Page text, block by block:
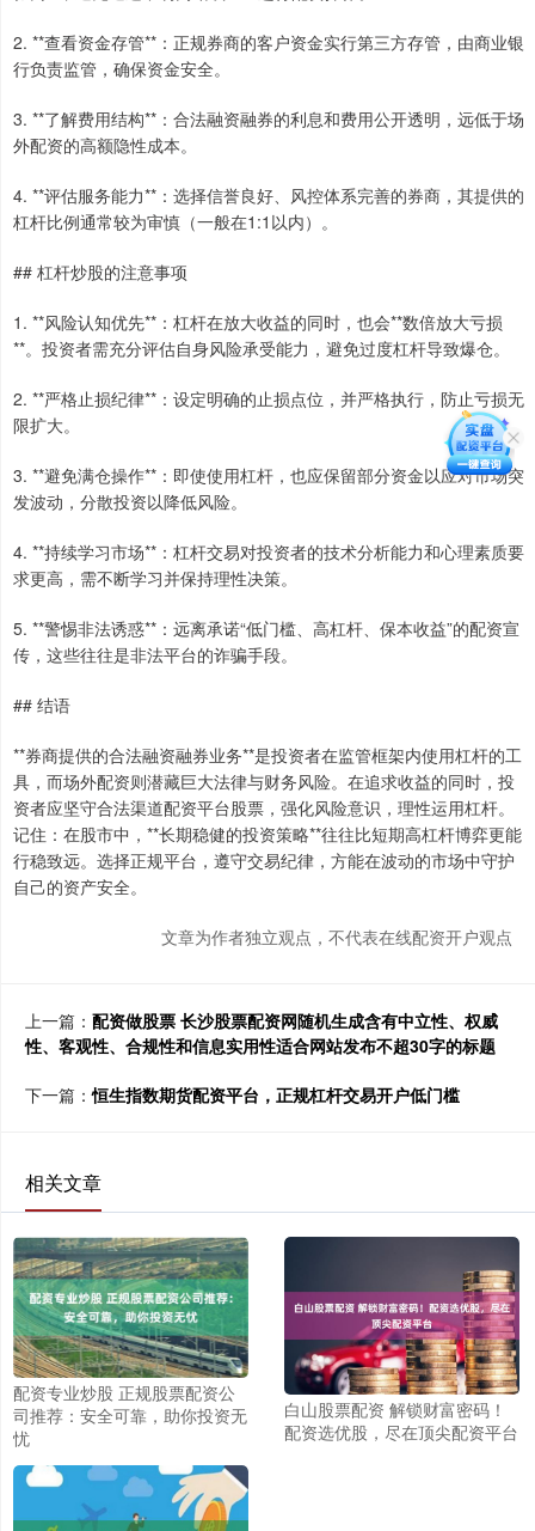
2. **查看资金存管**：正规券商的客户资金实行第三方存管，由商业银
行负责监管，确保资金安全。
3. **了解费用结构**：合法融资融券的利息和费用公开透明，远低于场
外配资的高额隐性成本。
4. **评估服务能力**：选择信誉良好、风控体系完善的券商，其提供的
杠杆比例通常较为审慎（一般在1:1以内）。
## 杠杆炒股的注意事项
1. **风险认知优先**：杠杆在放大收益的同时，也会**数倍放大亏损
**。投资者需充分评估自身风险承受能力，避免过度杠杆导致爆仓。
2. **严格止损纪律**：设定明确的止损点位，并严格执行，防止亏损无
限扩大。
3. **避免满仓操作**：即使使用杠杆，也应保留部分资金以应对市场突
发波动，分散投资以降低风险。
4. **持续学习市场**：杠杆交易对投资者的技术分析能力和心理素质要
求更高，需不断学习并保持理性决策。
5. **警惕非法诱惑**：远离承诺“低门槛、高杠杆、保本收益”的配资宣
传，这些往往是非法平台的诈骗手段。
## 结语
**券商提供的合法融资融券业务**是投资者在监管框架内使用杠杆的工
具，而场外配资则潜藏巨大法律与财务风险。在追求收益的同时，投
资者应坚守合法渠道配资平台股票，强化风险意识，理性运用杠杆。
记住：在股市中，**长期稳健的投资策略**往往比短期高杠杆博弈更能
行稳致远。选择正规平台，遵守交易纪律，方能在波动的市场中守护
自己的资产安全。
文章为作者独立观点，不代表在线配资开户观点
上一篇： 配资做股票 长沙股票配资网随机生成含有中立性、权威
性、客观性、合规性和信息实用性适合网站发布不超30字的标题
下一篇：恒生指数期货配资平台，正规杠杆交易开户低门槛
相关文章
配资专业炒股 正规股票配资公
司推荐：安全可靠，助你投资无
忧
白山股票配资 解锁财富密码！
配资选优股，尽在顶尖配资平台